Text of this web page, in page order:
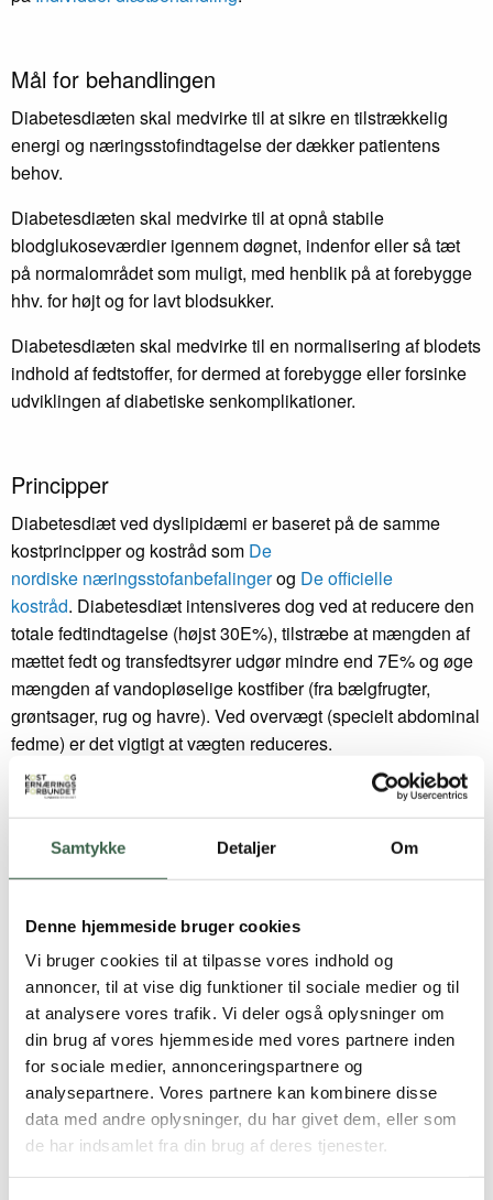
Samtykke Detaljer Om
Denne hjemmeside bruger cookies
Vi bruger cookies til at tilpasse vores indhold og
annoncer, til at vise dig funktioner til sociale medier og til
at analysere vores trafik. Vi deler også oplysninger om
din brug af vores hjemmeside med vores partnere inden
for sociale medier, annonceringspartnere og
analysepartnere. Vores partnere kan kombinere disse
data med andre oplysninger, du har givet dem, eller som
de har indsamlet fra din brug af deres tjenester.
Mål for behandlingen
Diabetesdiæten skal medvirke til at sikre en tilstrækkelig
energi og næringsstofindtagelse der dækker patientens
behov.
Diabetesdiæten skal medvirke til at opnå stabile
blodglukoseværdier igennem døgnet, indenfor eller så tæt
på normalområdet som muligt, med henblik på at forebygge
hhv. for højt og for lavt blodsukker.
Diabetesdiæten skal medvirke til en normalisering af blodets
indhold af fedtstoffer, for dermed at forebygge eller forsinke
udviklingen af diabetiske senkomplikationer.
Principper
Diabetesdiæt ved dyslipidæmi er baseret på de samme
kostprincipper og kostråd som De
nordiske næringsstofanbefalingerog De officielle
kostråd. Diabetesdiæt intensiveres dog ved at reducere den
totale fedtindtagelse (højst 30E%), tilstræbe at mængden af
mættet fedt og transfedtsyrer udgør mindre end 7E% og øge
mængden af vandopløselige kostfiber (fra bælgfrugter,
grøntsager, rug og havre). Ved overvægt (specielt abdominal
fedme) er det vigtigt at vægten reduceres.
Energiindholdet i kosten skal svare til patientens aktuelle
behovEnergi og proteinbehov.
Fordeling af måltider
Diabetesdiæten er sammensat af 3 hovedmåltider og 2-3
mellemmåltider. Måltidsfordelingen og den medicinske
behandling må tilpasses hinanden.